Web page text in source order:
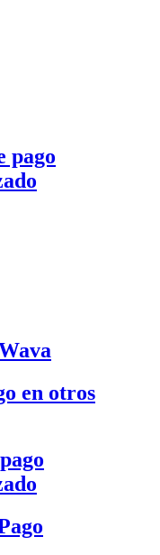
pago
en otros